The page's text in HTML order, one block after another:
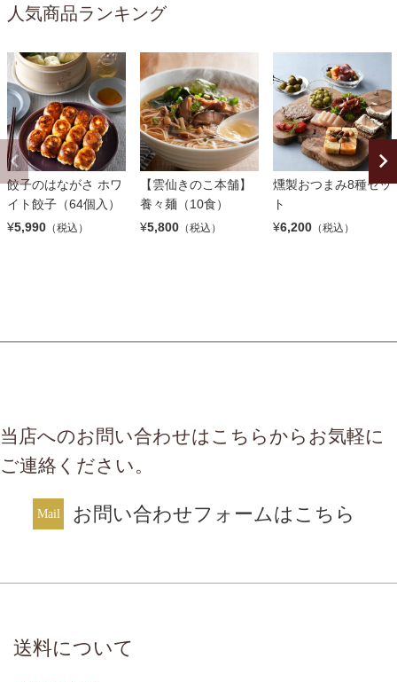
人気商品ランキング
餃子のはながさ ホワ
イト餃子（64個入）
¥5,990 （税込）
【雲仙きのこ本舗】
養々麺（10食）
¥5,800 （税込）
燻製おつまみ8種セッ
ト
¥6,200 （税込）
当店へのお問い合わせはこちらからお気軽に
ご連絡ください。
お問い合わせフォームはこちら
送料について